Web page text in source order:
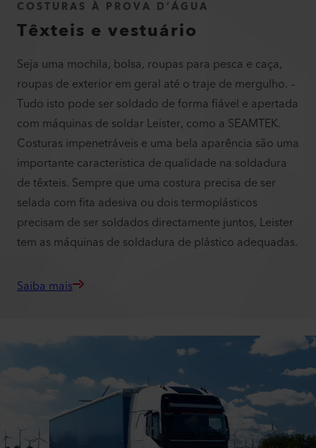
COSTURAS À PROVA D’ÁGUA
Têxteis e vestuário
Seja uma mochila, bolsa, roupas para pesca e caça,
roupas de exterior em geral até o traje de mergulho. –
Tudo isto pode ser soldado de forma fiável e apertada
com máquinas de soldar Leister, como a SEAMTEK.
Costuras impenetráveis e uma bela aparência são uma
importante característica de qualidade na soldadura
de têxteis. Sempre que uma costura precisa de ser
selada com fita adesiva ou dois termoplásticos
precisam de ser soldados directamente juntos, Leister
tem as máquinas de soldadura de plástico adequadas.
Saiba mais